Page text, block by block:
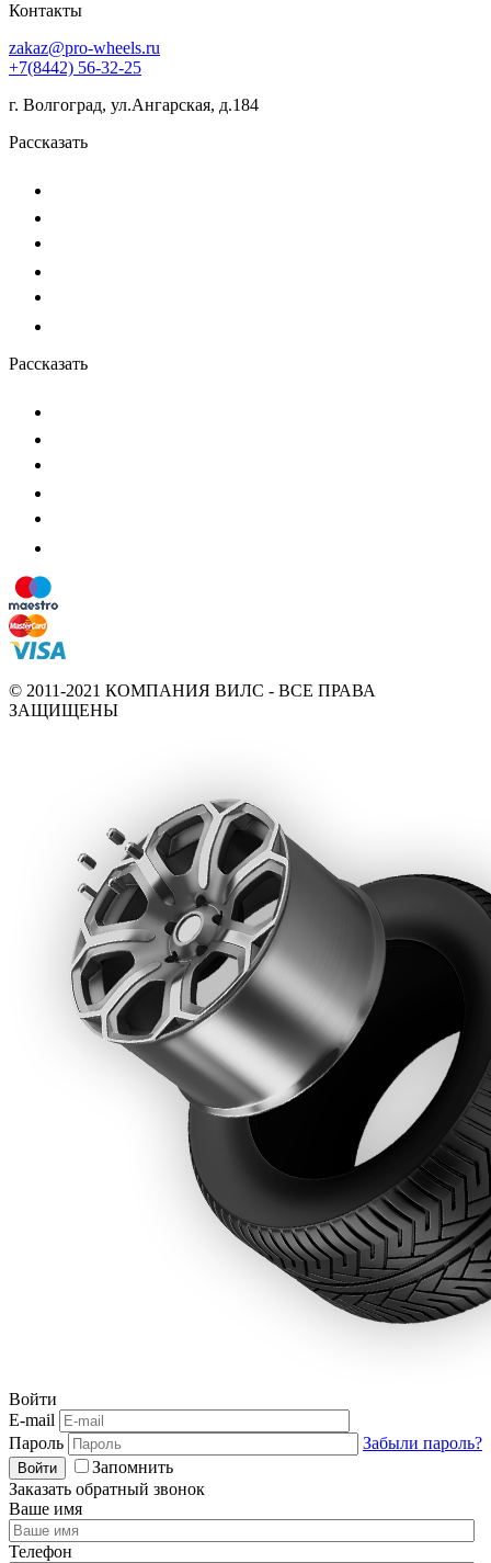
Контакты
zakaz@pro-wheels.ru
+7(8442) 56-32-25
г. Волгоград, ул.Ангарская, д.184
Рассказать
Рассказать
© 2011-2021 КОМПАНИЯ ВИЛС - ВСЕ ПРАВА
ЗАЩИЩЕНЫ
Войти
E-mail
Пароль
Забыли пароль?
Войти
Запомнить
Заказать обратный звонок
Ваше имя
Телефон